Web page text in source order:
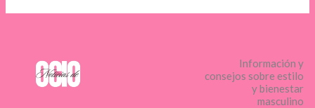
Información y
consejos sobre estilo
y bienestar
masculino